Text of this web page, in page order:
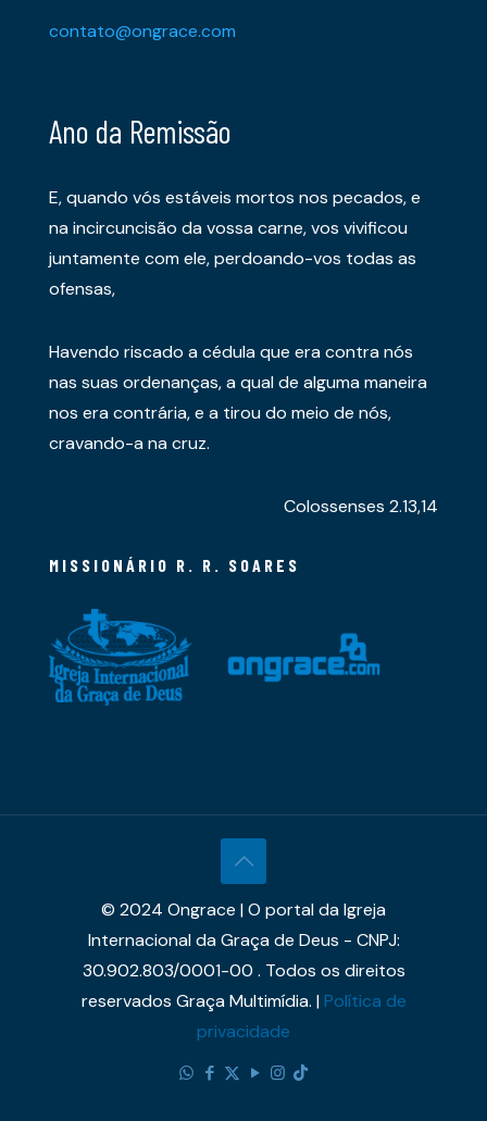
contato@ongrace.com
Ano da Remissão
E, quando vós estáveis mortos nos pecados, e
na incircuncisão da vossa carne, vos vivificou
juntamente com ele, perdoando-vos todas as
ofensas,
Havendo riscado a cédula que era contra nós
nas suas ordenanças, a qual de alguma maneira
nos era contrária, e a tirou do meio de nós,
cravando-a na cruz.
Colossenses 2.13,14
MISSIONÁRIO R. R. SOARES
© 2024 Ongrace | O portal da Igreja
Internacional da Graça de Deus - CNPJ:
30.902.803/0001-00 . Todos os direitos
reservados Graça Multimídia. |Política de
privacidade